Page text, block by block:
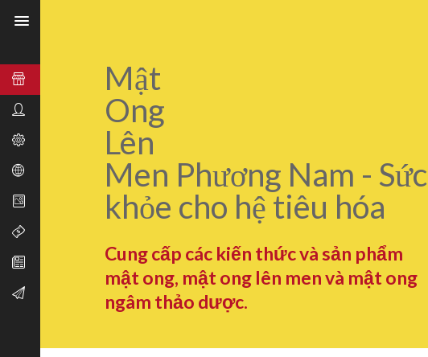
Mật
Ong
Lên
Men Phương Nam - Sức
khỏe cho hệ tiêu hóa
Cung cấp các kiến thức và sản phẩm
mật ong, mật ong lên men và mật ong
ngâm thảo dược.